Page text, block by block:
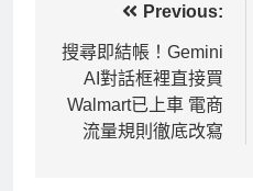
章
導
Previous:
搜尋即結帳！Gemini
AI對話框裡直接買
Walmart已上車 電商
流量規則徹底改寫